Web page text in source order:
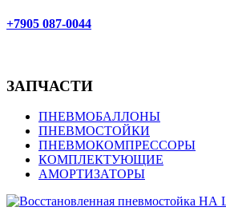
+7905 087-0044
ЗАПЧАСТИ
ПНЕВМОБАЛЛОНЫ
ПНЕВМОСТОЙКИ
ПНЕВМОКОМПРЕССОРЫ
КОМПЛЕКТУЮЩИЕ
АМОРТИЗАТОРЫ